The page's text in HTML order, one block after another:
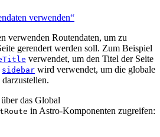
verwenden“
verwenden Routendaten, um zu
gerendert werden soll. Zum Beispiel
verwendet, um den Titel der Seite
sidebar wird verwendet, um die globale
das Global
in Astro-Komponenten zugreifen: